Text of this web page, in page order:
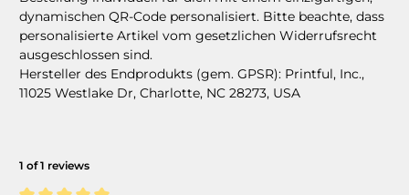
dynamischen QR-Code personalisiert. Bitte beachte, dass
personalisierte Artikel vom gesetzlichen Widerrufsrecht
ausgeschlossen sind.
Hersteller des Endprodukts (gem. GPSR): Printful, Inc.,
11025 Westlake Dr, Charlotte, NC 28273, USA
1 of 1 reviews